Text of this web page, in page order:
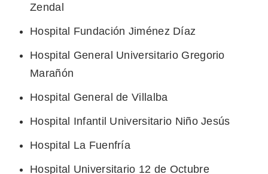
Zendal
Hospital Fundación Jiménez Díaz
Hospital General Universitario Gregorio
Marañón
Hospital General de Villalba
Hospital Infantil Universitario Niño Jesús
Hospital La Fuenfría
Hospital Universitario 12 de Octubre